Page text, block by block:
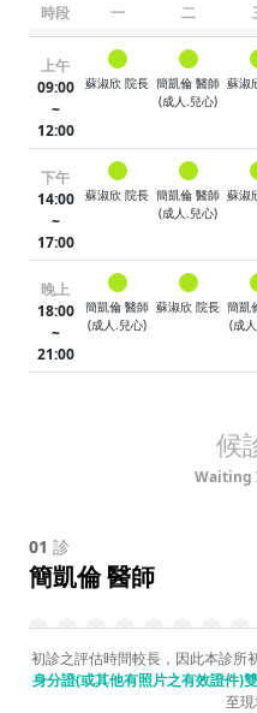
時段 一 二
上午
09:00
~
12:00
蘇淑欣 院長 簡凱倫 醫師
(成人.兒心)
蘇淑
下午
14:00
~
17:00
蘇淑欣 院長 簡凱倫 醫師
(成人.兒心)
蘇淑
晚上
18:00
~
21:00
簡凱倫 醫師
(成人.兒心)
蘇淑欣 院長 簡凱
(成
候
Waiting
01 診
簡凱倫 醫師
初診之評估時間較長，因此本診所
身分證(或其他有照片之有效證件)
至現